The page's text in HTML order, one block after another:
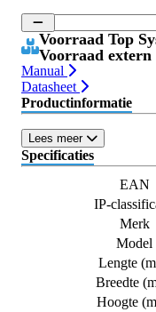
Voorraad Top
Voorraad
Manual
Datasheet
Productinformatie
Lees meer
Specificaties
EAN
IP-
Merk
Model
Lengte
Breedte
Hoogte